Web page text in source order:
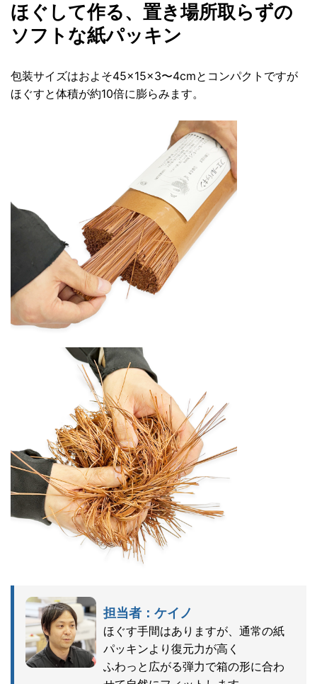
ほぐして作る、置き場所取らずの
ソフトな紙パッキン
包装サイズはおよそ45×15×3〜4cmとコンパクトですが
ほぐすと体積が約10倍に膨らみます。
担当者：ケイノ
ほぐす手間はありますが、通常の紙
パッキンより復元力が高く
ふわっと広がる弾力で箱の形に合わ